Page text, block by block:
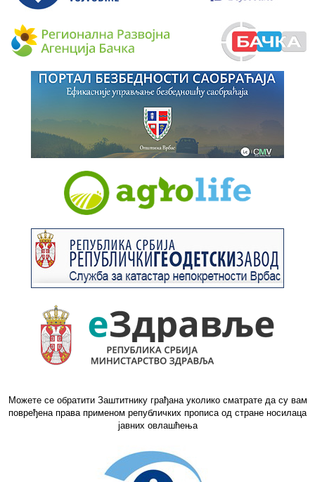
Можете се обратити Заштитнику грађана уколико сматрате да су вам
повређена права применом републичких прописа од стране носилаца
јавних овлашћења